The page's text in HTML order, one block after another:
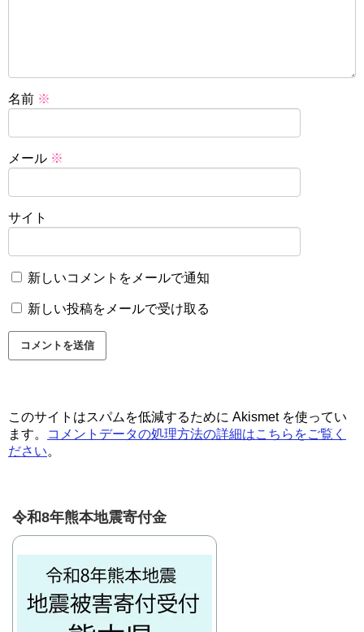
名前 ※
メール ※
サイト
新しいコメントをメールで通知
新しい投稿をメールで受け取る
このサイトはスパムを低減するために Akismet を使ってい
ます。
コメントデータの処理方法の詳細はこちらをご覧く
ださい。
令和8年熊本地震寄付金